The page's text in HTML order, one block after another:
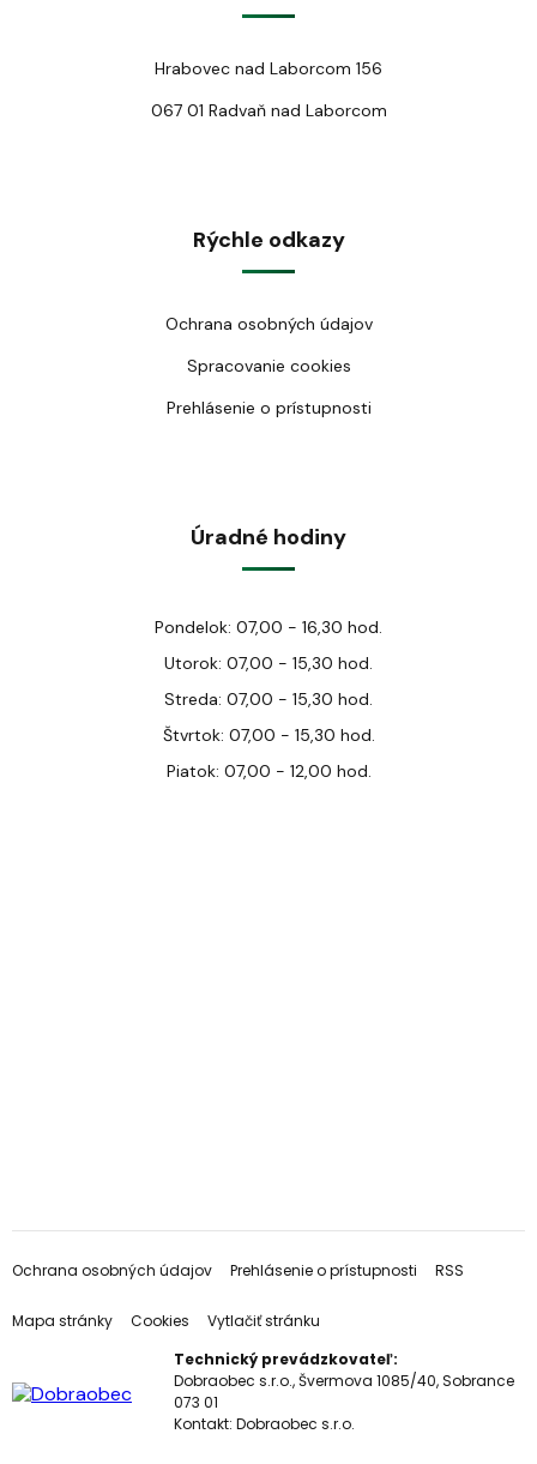
Hrabovec nad Laborcom 156
067 01 Radvaň nad Laborcom
Rýchle odkazy
Ochrana osobných údajov
Spracovanie cookies
Prehlásenie o prístupnosti
Úradné hodiny
Pondelok: 07,00 - 16,30 hod.
Utorok: 07,00 - 15,30 hod.
Streda: 07,00 - 15,30 hod.
Štvrtok: 07,00 - 15,30 hod.
Piatok: 07,00 - 12,00 hod.
Ochrana osobných údajov Prehlásenie o prístupnosti RSS
Mapa stránky Cookies
Vytlačiť stránku
Technický prevádzkovateľ:
Dobraobec s.r.o., Švermova 1085/40, Sobrance
073 01
Kontakt: Dobraobec s.r.o.